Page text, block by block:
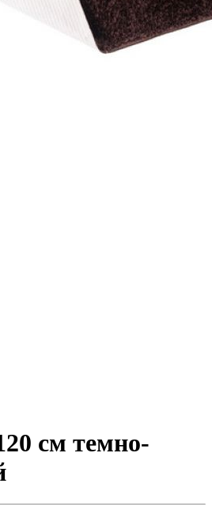
см темно-